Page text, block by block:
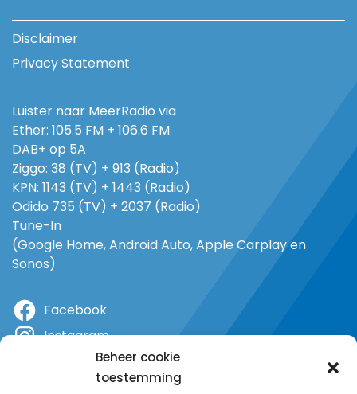
Beheer cookie
toestemming
Disclaimer
Privacy Statement
Luister naar MeerRadio via
Ether: 105.5 FM + 106.6 FM
DAB+ op 5A
Ziggo: 38 (TV) + 913 (Radio)
KPN: 1143 (TV) + 1443 (Radio)
Odido 735 (TV) + 2037 (Radio)
Tune-In
(Google Home, Android Auto, Apple Carplay en
Sonos)
Facebook
Instagram
YouTube